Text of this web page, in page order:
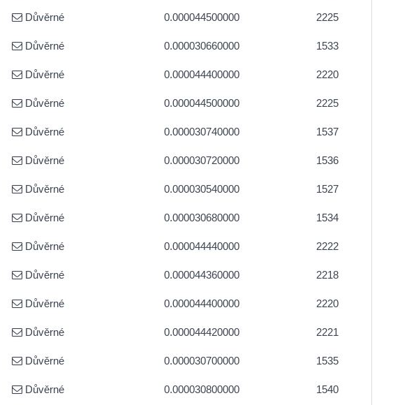
Důvěrné 0.000044500000 2225
Důvěrné 0.000030660000 1533
Důvěrné 0.000044400000 2220
Důvěrné 0.000044500000 2225
Důvěrné 0.000030740000 1537
Důvěrné 0.000030720000 1536
Důvěrné 0.000030540000 1527
Důvěrné 0.000030680000 1534
Důvěrné 0.000044440000 2222
Důvěrné 0.000044360000 2218
Důvěrné 0.000044400000 2220
Důvěrné 0.000044420000 2221
Důvěrné 0.000030700000 1535
Důvěrné 0.000030800000 1540